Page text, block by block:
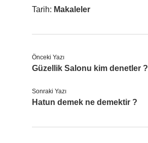
Tarih: Makaleler
Önceki Yazı
Güzellik Salonu kim denetler ?
Sonraki Yazı
Hatun demek ne demektir ?